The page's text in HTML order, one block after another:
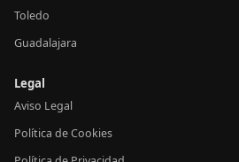
Toledo
Guadalajara
Legal
Aviso Legal
Política de Cookies